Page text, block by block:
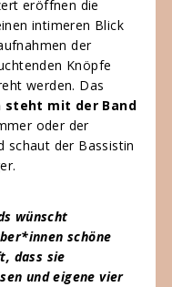
eröffnen die
intimeren Blick
der
Knöpfe
werden. Das
steht mit der Band
oder der
schaut der Bassistin
wünscht
schöne
dass sie
und eigene vier